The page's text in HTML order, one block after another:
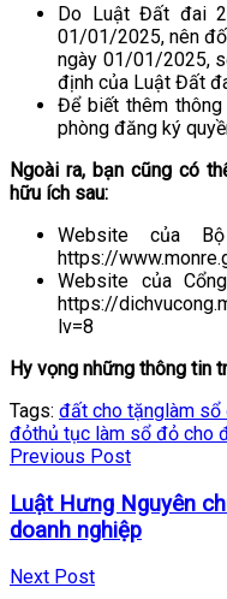
Do Luật Đất đai
01/01/2025, nên
ngày 01/01/2025,
định của Luật Đất
Để biết thêm
phòng đăng ký
Ngoài ra, bạn cũng có
hữu ích sau:
Website của
https://
Website của
https://
lv=8
Hy vọng những thông tin
Tags: đất cho tặnglàm sổ
đỏthủ tục làm sổ đỏ cho
Previous Post
Luật Hưng Nguyên
doanh nghiệp
Next Post